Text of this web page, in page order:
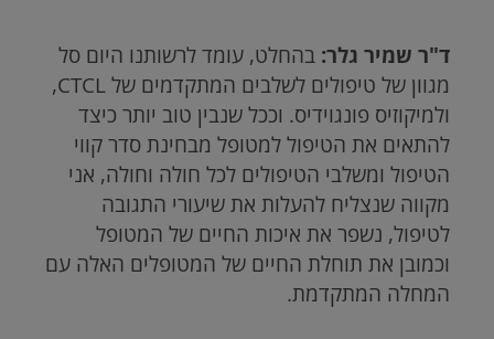
ד"ר שמיר גלר: בהחלט, עומד לרשותנו היום סל
מגוון של טיפולים לשלבים המתקדמים שלCTCL
,
ולמיקוזיס פונגוידיס. וככל שנבין טוב יותר כיצד
להתאים את הטיפול למטופל מבחינת סדר קווי
הטיפול ומשלבי הטיפולים לכל חולה וחולה, אני
מקווה שנצליח להעלות את שיעורי התגובה
לטיפול, נשפר את איכות החיים של המטופל
וכמובן את תוחלת החיים של המטופלים האלה עם
המחלה המתקדמת.